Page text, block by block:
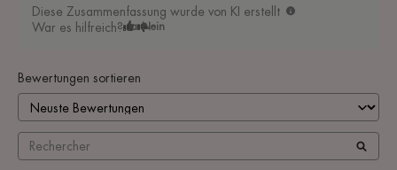
Diese Zusammenfassung wurde von KI erstellt
War es hilfreich?
Ja Nein
Bewertungen sortieren